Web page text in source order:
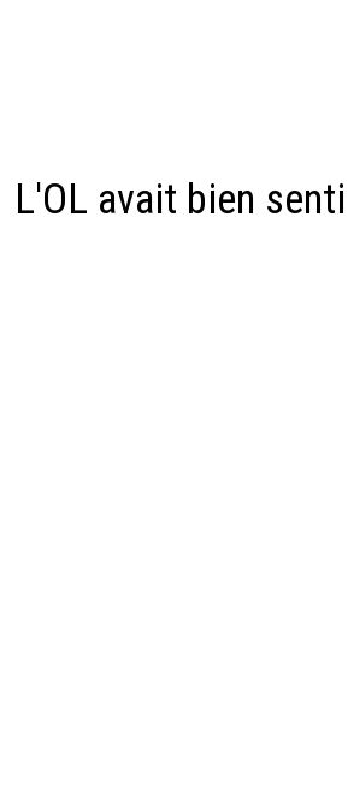
L'OL avait bien